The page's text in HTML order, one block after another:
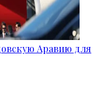
Аравию для